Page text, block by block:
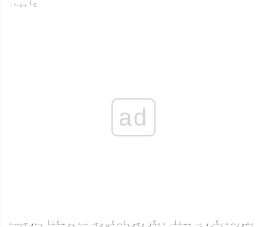
چاہیے۔
ad
بصورت دیگر، یہ مسئلہ دیگر وجوہات کی وجہ سے ہو سکتا ہے، جیسے